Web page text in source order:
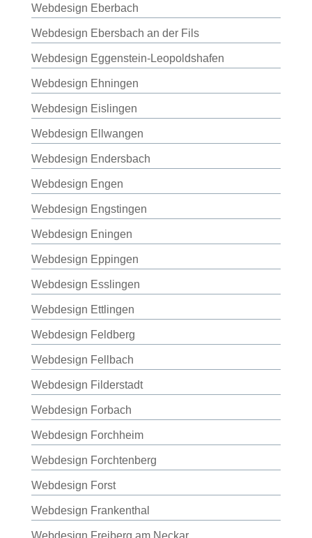
Webdesign Eberbach
Webdesign Ebersbach an der Fils
Webdesign Eggenstein-Leopoldshafen
Webdesign Ehningen
Webdesign Eislingen
Webdesign Ellwangen
Webdesign Endersbach
Webdesign Engen
Webdesign Engstingen
Webdesign Eningen
Webdesign Eppingen
Webdesign Esslingen
Webdesign Ettlingen
Webdesign Feldberg
Webdesign Fellbach
Webdesign Filderstadt
Webdesign Forbach
Webdesign Forchheim
Webdesign Forchtenberg
Webdesign Forst
Webdesign Frankenthal
Webdesign Freiberg am Neckar